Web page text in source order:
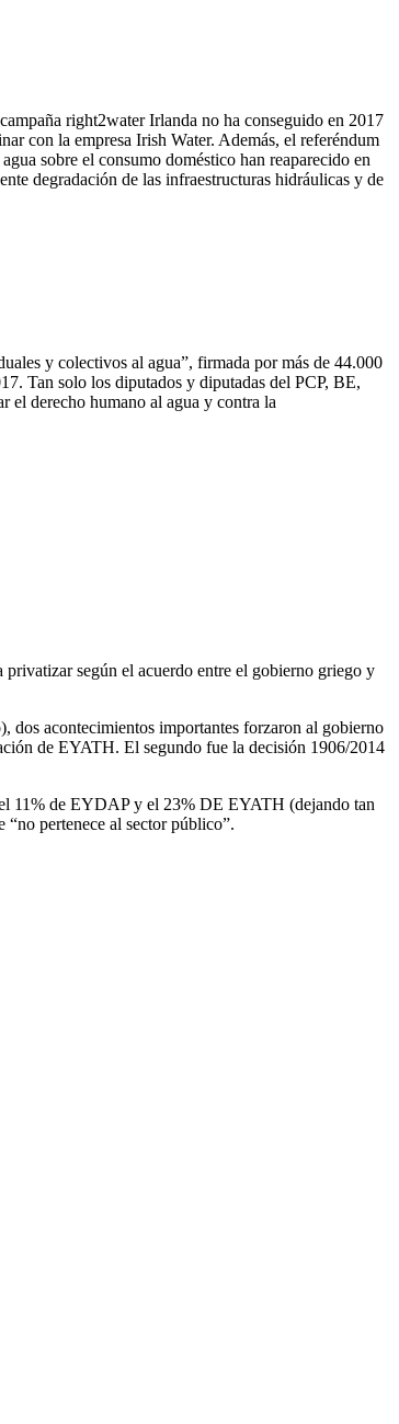
right2water Irlanda no ha conseguido en 2017
con la empresa Irish Water. Además, el referéndum
sobre el consumo doméstico han reaparecido en
degradación de las infraestructuras hidráulicas y de
y colectivos al agua”, firmada por más de 44.000
Tan solo los diputados y diputadas del PCP, BE,
el derecho humano al agua y contra la
según el acuerdo entre el gobierno griego y
dos acontecimientos importantes forzaron al gobierno
de EYATH. El segundo fue la decisión 1906/2014
11% de EYDAP y el 23% DE EYATH (dejando tan
pertenece al sector público”.